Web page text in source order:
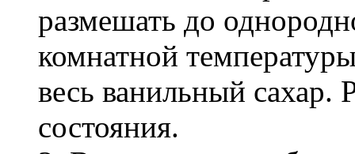
размешать до
комнатной
весь ванильный сахар.
состояния.